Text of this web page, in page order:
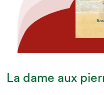
La dame aux